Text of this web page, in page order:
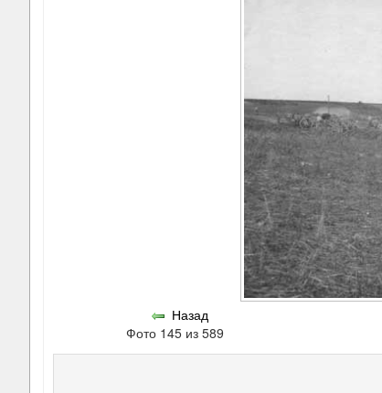
Назад
Фото 145 из 589